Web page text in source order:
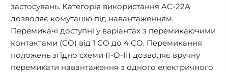
застосувань. Категорія використання AC-22A
дозволяє комутацію під навантаженням.
Перемикачі доступні у варіантах з перемикаючими
контактами (CO) від 1 CO до 4 CO. Перемикання
положень згідно схеми (I-O-II) дозволяє вручну
перемикати навантаження з одного електричного